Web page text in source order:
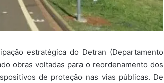
estratégica do Detran (Departamento
obras voltadas para o reordenamento dos
de proteção nas vias públicas. De